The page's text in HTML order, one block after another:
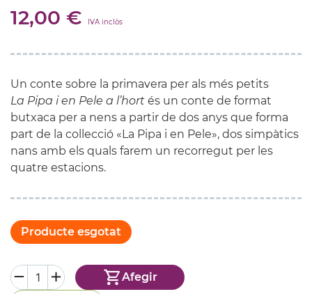
12,00 € IVA inclòs
Un conte sobre la primavera per als més petits
La Pipa i en Pele a l’hort és un conte de format
butxaca per a nens a partir de dos anys que forma
part de la collecció «La Pipa i en Pele», dos simpàtics
nans amb els quals farem un recorregut per les
quatre estacions.
Producte esgotat
Afegir